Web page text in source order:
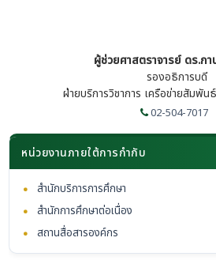
ผู้ช่วยศาสตราจารย์ ดร.ก
รองอธิการบดี
ฝ่ายบริการวิชาการ เครือข่ายสัมพัน
02-504-7017
หน่วยงานภายใต้การกำกับ
• สำนักบริการการศึกษา
• สำนักการศึกษาต่อเนื่อง
• สถานสื่อสารองค์กร